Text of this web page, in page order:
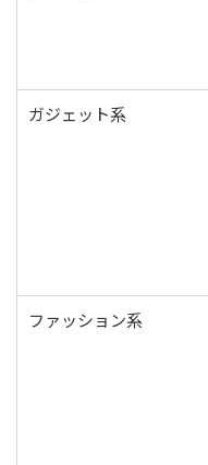
ガジェット系
ファッション系